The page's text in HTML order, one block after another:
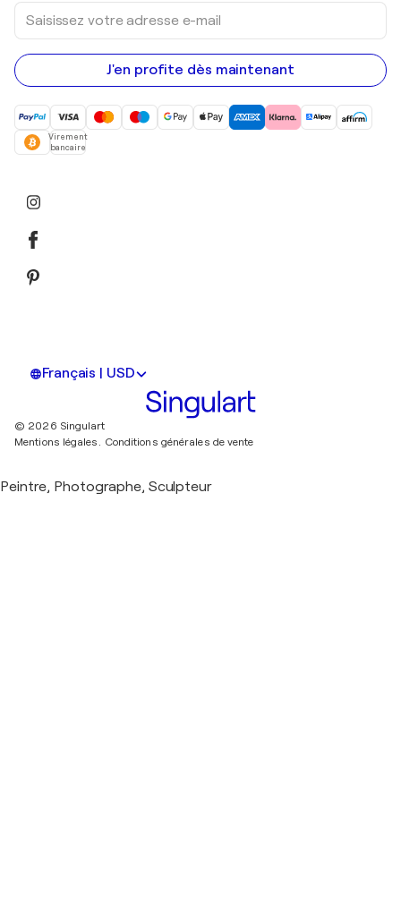
Saisissez
votre
adresse
e-
mail
J'en profite dès maintenant
Virement
bancaire
Français | USD
© 2026 Singulart
Mentions légales. Conditions générales de vente
Peintre, Photographe, Sculpteur